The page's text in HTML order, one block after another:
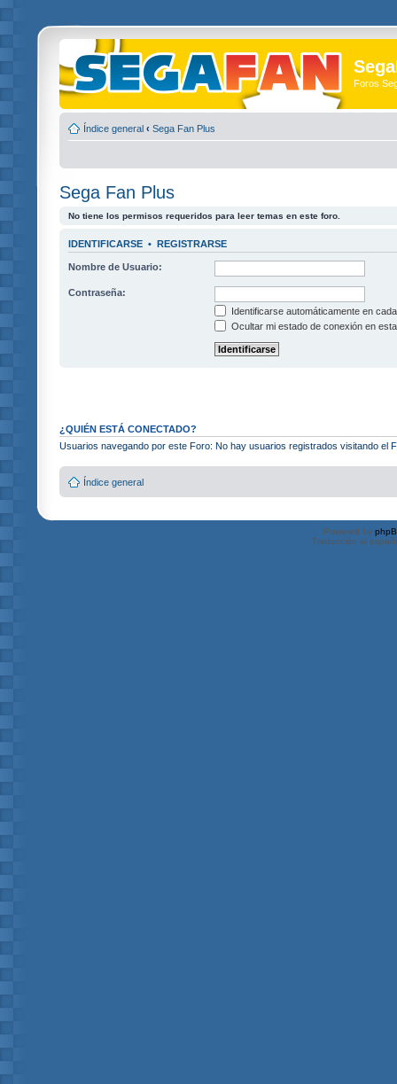
Foros
Índice general ‹ Sega Fan Plus
Sega Fan Plus
No tiene los permisos requeridos para leer temas en este foro.
IDENTIFICARSE • REGISTRARSE
Nombre de Usuario:
Contraseña:
Identificarse automáticamente en
Ocultar mi estado de conexión en
¿QUIÉN ESTÁ CONECTADO?
Usuarios navegando por este Foro: No hay usuarios registrados visitando el
Índice general
Powered by
Traducción al